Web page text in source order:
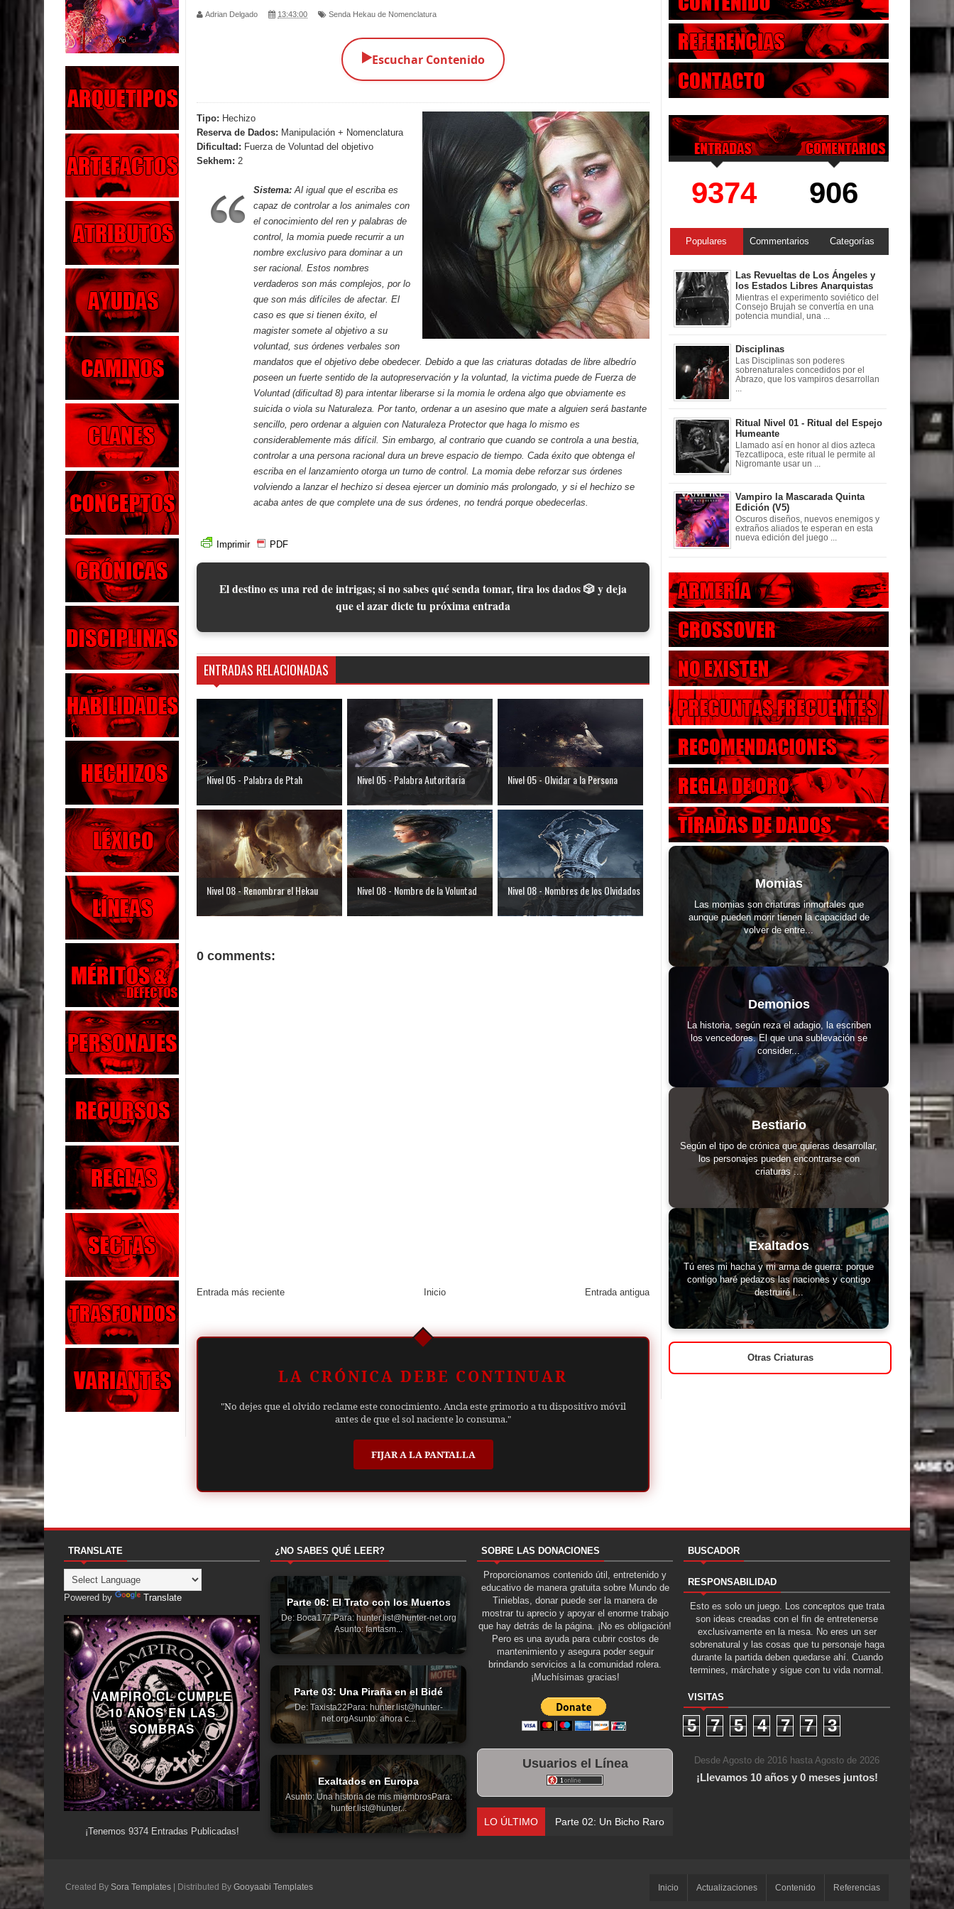
Parte 02: Los Muertos Gobiernan a los Vivos
Parte 01: Escondido a Plena Luz
Parte 02: El Enemigo de mi Enemigo
Parte 06: Coletazos
Parte 05: Los Horrores del Infierno
Parte 04: Oídos Sordos
Parte 03: La Traición
Parte 02: Vuelve el Hijo Prodigo
Parte 03: Reflexiones
Adrian Delgado 13:43:00 Senda Hekau de Nomenclatura
▶️Escuchar Contenido
Tipo: Hechizo
Reserva de Dados: Manipulación + Nomenclatura
Dificultad: Fuerza de Voluntad del objetivo
Sekhem: 2
Sistema: Al igual que el escriba es
capaz de controlar a los animales con
el conocimiento del ren y palabras de
control, la momia puede recurrir a un
nombre exclusivo para dominar a un
ser racional. Estos nombres
verdaderos son más complejos, por lo
que son más difíciles de afectar. El
caso es que si tienen éxito, el
magister somete al objetivo a su
voluntad, sus órdenes verbales son
mandatos que el objetivo debe obedecer. Debido a que las criaturas dotadas de libre albedrío
poseen un fuerte sentido de la autopreservación y la voluntad, la victima puede de Fuerza de
Voluntad (dificultad 8) para intentar liberarse si la momia le ordena algo que obviamente es
suicida o viola su Naturaleza. Por tanto, ordenar a un asesino que mate a alguien será bastante
sencillo, pero ordenar a alguien con Naturaleza Protector que haga lo mismo es
considerablemente más difícil. Sin embargo, al contrario que cuando se controla a una bestia,
controlar a una persona racional dura un breve espacio de tiempo. Cada éxito que obtenga el
escriba en el lanzamiento otorga un turno de control. La momia debe reforzar sus órdenes
volviendo a lanzar el hechizo si desea ejercer un dominio más prolongado, y si el hechizo se
acaba antes de que complete una de sus órdenes, no tendrá porque obedecerlas.
Imprimir PDF
El destino es una red de intrigas; si no sabes qué senda tomar, tira los dados 🎲 y deja
que el azar dicte tu próxima entrada
ENTRADAS RELACIONADAS
Nivel 05 - Palabra de Ptah Nivel 05 - Palabra Autoritaria Nivel 05 - Olvidar a la Persona
Nivel 08 - Renombrar el Hekau Nivel 08 - Nombre de la Voluntad Nivel 08 - Nombres de los Olvidados
0 comments:
Entrada más reciente Entrada antigua
Inicio
LA CRÓNICA DEBE CONTINUAR
"No dejes que el olvido reclame este conocimiento. Ancla este grimorio a tu dispositivo móvil
antes de que el sol naciente lo consuma."
FIJAR A LA PANTALLA
9374 906
Populares Commentarios Categorías
Las Revueltas de Los Ángeles y
los Estados Libres Anarquistas
Mientras el experimento soviético del
Consejo Brujah se convertía en una
potencia mundial, una ...
Disciplinas
Las Disciplinas son poderes
sobrenaturales concedidos por el
Abrazo, que los vampiros desarrollan
Ritual Nivel 01 - Ritual del Espejo
Humeante
Llamado así en honor al dios azteca
Tezcatlipoca, este ritual le permite al
Nigromante usar un ...
Vampiro la Mascarada Quinta
Edición (V5)
Oscuros diseños, nuevos enemigos y
extraños aliados te esperan en esta
nueva edición del juego ...
Momias
Las momias son criaturas inmortales que
aunque pueden morir tienen la capacidad de
volver de entre...
Demonios
La historia, según reza el adagio, la escriben
los vencedores. El que una sublevación se
consider...
Bestiario
Según el tipo de crónica que quieras desarrollar,
los personajes pueden encontrarse con
criaturas ...
Exaltados
Tú eres mi hacha y mi arma de guerra: porque
contigo haré pedazos las naciones y contigo
destruiré l...
Otras Criaturas
TRANSLATE
Powered by Translate
VAMPIRO.CL CUMPLE
10 AÑOS EN LAS
SOMBRAS
¡Tenemos 9374Entradas Publicadas!
¿NO SABES QUÉ LEER?
Parte 06: El Trato con los Muertos
De: Boca177 Para: hunter.list@hunter-net.org
Asunto: fantasm...
Parte 03: Una Piraña en el Bidé
De: Taxista22Para: hunter.list@hunter-
net.orgAsunto: ahora c...
Exaltados en Europa
Asunto: Una historia de mis miembrosPara:
hunter.list@hunter...
SOBRE LAS DONACIONES
Proporcionamos contenido útil, entretenido y
educativo de manera gratuita sobre Mundo de
Tinieblas, donar puede ser la manera de
mostrar tu aprecio y apoyar el enorme trabajo
que hay detrás de la página. ¡No es obligación!
Pero es una ayuda para cubrir costos de
mantenimiento y asegura poder seguir
brindando servicios a la comunidad rolera.
¡Muchísimas gracias!
Usuarios el Línea
LO ÚLTIMO Parte 02: Un Bicho Raro
BUSCADOR
RESPONSABILIDAD
Esto es solo un juego. Los conceptos que trata
son ideas creadas con el fin de entretenerse
exclusivamente en la mesa. No eres un ser
sobrenatural y las cosas que tu personaje haga
durante la partida deben quedarse ahí. Cuando
termines, márchate y sigue con tu vida normal.
VISITAS
5 7 5 4 7 7 3
Desde Agosto de 2016 hasta Agosto de 2026
¡Llevamos 10 años y 0 meses juntos!
Created By Sora Templates | Distributed By Gooyaabi Templates Inicio Actualizaciones Contenido Referencias